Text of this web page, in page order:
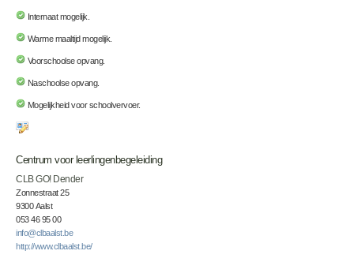
Internaat mogelijk.
Warme maaltijd mogelijk.
Voorschoolse opvang.
Naschoolse opvang.
Mogelijkheid voor schoolvervoer.
Centrum voor leerlingenbegeleiding
CLB GO! Dender
Zonnestraat 25
9300 Aalst
053 46 95 00
info@clbaalst.be
http://www.clbaalst.be/